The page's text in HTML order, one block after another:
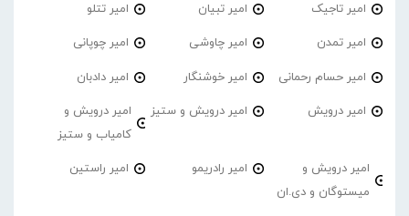
امیر تاجیک امیر تبیان امیر تتلو
امیر تمدن امیر چاوشی امیر چوپانی
امیر حسام رحمانی امیر خوشنگار امیر دادبان
امیر درویش امیر درویش و ستیز
امیر درویش و
کامیاب و ستیز
امیر درویش و
میستوگان و دی.ان
امیر رادریمو امیر راستین